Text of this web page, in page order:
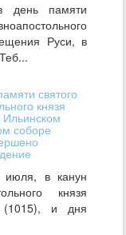
памяти
Руси, в
святого
князя
соборе
в канун
князя
(1015), и дня